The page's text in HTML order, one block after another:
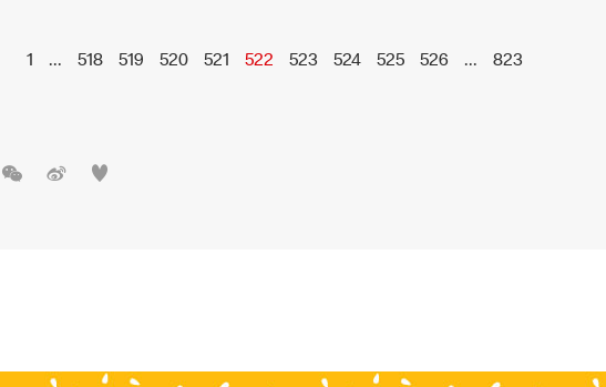
1 ... 518 519 520 521 522 523 524 525 526 ... 823
  